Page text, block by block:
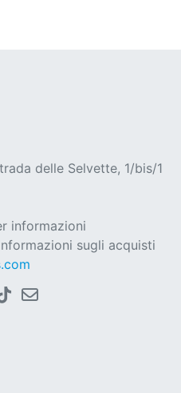
delle Selvette, 1/bis/1
informazioni
sugli acquisti